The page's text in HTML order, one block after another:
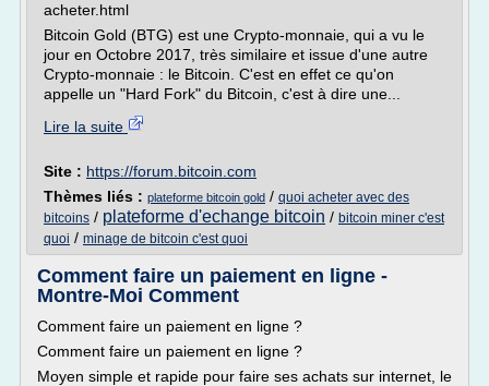
acheter.html
Bitcoin Gold (BTG) est une Crypto-monnaie, qui a vu le
jour en Octobre 2017, très similaire et issue d'une autre
Crypto-monnaie : le Bitcoin. C'est en effet ce qu'on
appelle un "Hard Fork" du Bitcoin, c'est à dire une...
Lire la suite
Site : https://forum.bitcoin.com
Thèmes liés : plateforme bitcoin gold / quoi acheter avec des
bitcoins / plateforme d'echange bitcoin / bitcoin miner c'est
quoi / minage de bitcoin c'est quoi
Comment faire un paiement en ligne -
Montre-Moi Comment
Comment faire un paiement en ligne ?
Comment faire un paiement en ligne ?
Moyen simple et rapide pour faire ses achats sur internet, le